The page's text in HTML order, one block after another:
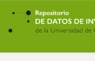
Ir
contenido
principal